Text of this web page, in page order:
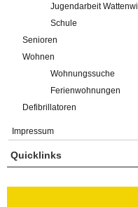
Jugendarbeit Wattenwil
Schule
Senioren
Wohnen
Wohnungssuche
Ferienwohnungen
Defibrillatoren
Impressum
Quicklinks